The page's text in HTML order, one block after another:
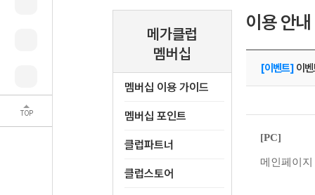
TOP
메가클럽
멤버십
멤버십 이용 가이드
멤버십 포인트
클럽파트너
클럽스토어
이용 안내
[이벤트] 이
[PC]
메인페이